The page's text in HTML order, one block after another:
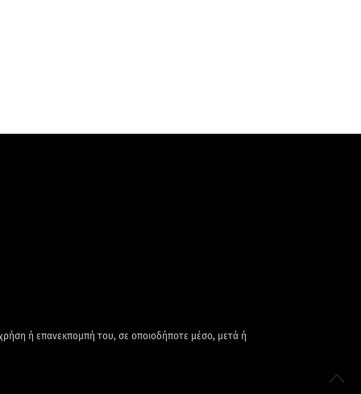
ή επανεκπομπή του, σε οποιοδήποτε μέσο, μετά ή